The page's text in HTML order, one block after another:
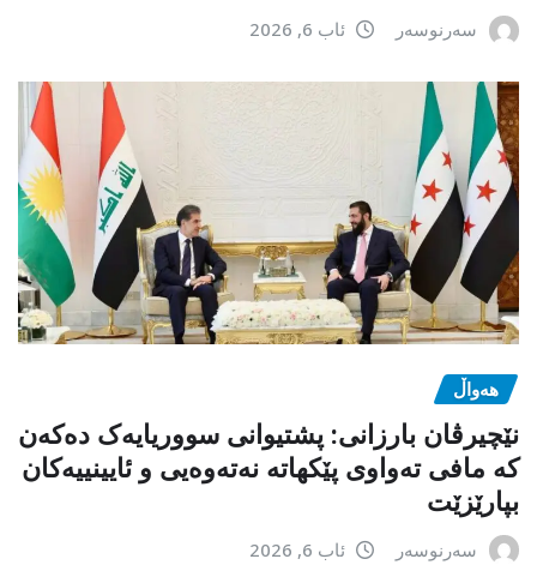
سەرنوسەر ئاب 6, 2026
هەواڵ
نێچیرڤان بارزانی: پشتیوانی سووریایەک دەکەن
کە مافی تەواوی پێکهاتە نەتەوەیی و ئایینییەکان
بپارێزێت
سەرنوسەر ئاب 6, 2026